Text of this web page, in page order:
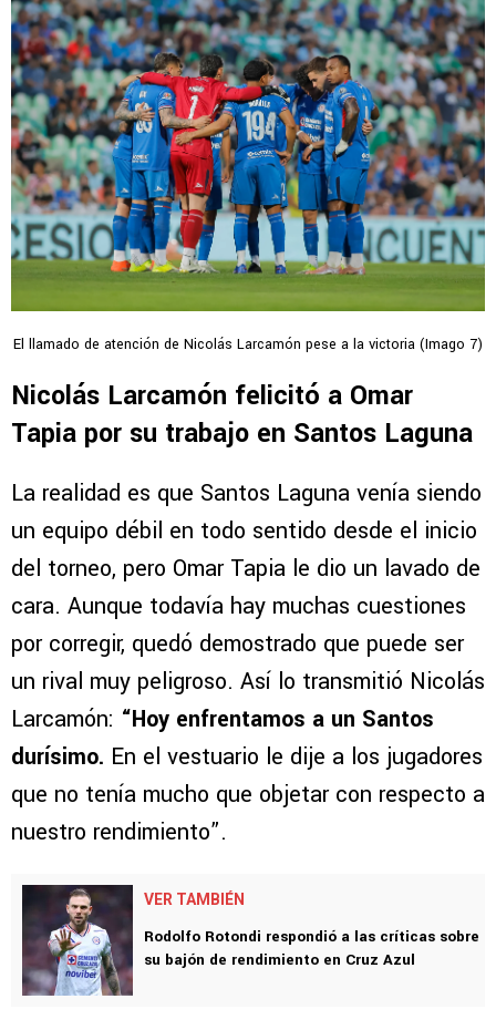
El llamado de atención de Nicolás Larcamón pese a la victoria (Imago 7)
Nicolás Larcamón felicitó a Omar
Tapia por su trabajo en Santos Laguna
La realidad es que Santos Laguna venía siendo
un equipo débil en todo sentido desde el inicio
del torneo, pero Omar Tapia le dio un lavado de
cara. Aunque todavía hay muchas cuestiones
por corregir, quedó demostrado que puede ser
un rival muy peligroso. Así lo transmitió Nicolás
Larcamón: “Hoy enfrentamos a un Santos
durísimo. En el vestuario le dije a los jugadores
que no tenía mucho que objetar con respecto a
nuestro rendimiento”.
VER TAMBIÉN
Rodolfo Rotondi respondió a las críticas sobre
su bajón de rendimiento en Cruz Azul